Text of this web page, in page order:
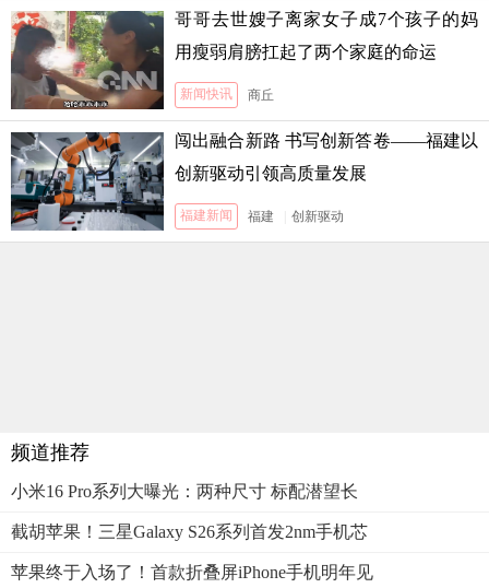
哥哥去世嫂子离家女子成7个孩子的妈
用瘦弱肩膀扛起了两个家庭的命运
新闻快讯 商丘
闯出融合新路 书写创新答卷——福建以
创新驱动引领高质量发展
福建新闻 福建 创新驱动
频道推荐
小米16 Pro系列大曝光：两种尺寸 标配潜望长
截胡苹果！三星Galaxy S26系列首发2nm手机芯
苹果终于入场了！首款折叠屏iPhone手机明年见